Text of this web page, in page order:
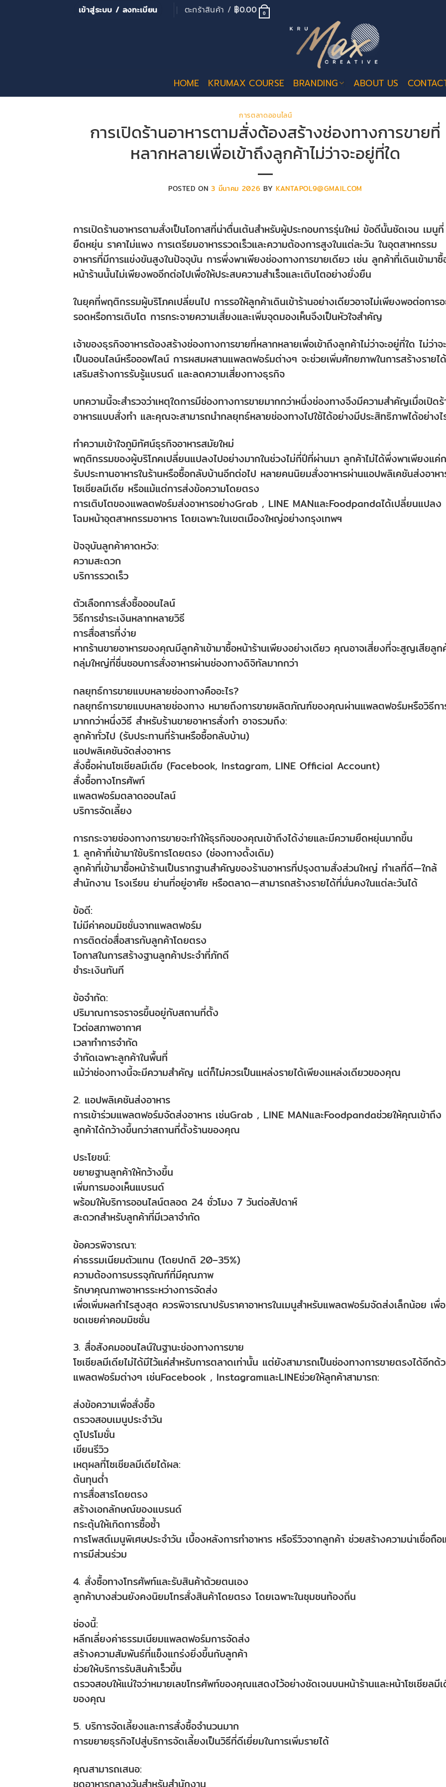
เข้าสู่ระบบ / ลงทะเบียน ตะกร้าสินค้า / ฿0.00 0
HOME KRUMAX COURSE BRANDING ABOUT US
การตลาดออนไลน์
การเปิดร้านอาหารตามสั่งต้องสร้างช่องทางการขายที่
หลากหลายเพื่อเข้าถึงลูกค้าไม่ว่าจะอยู่ที่ใด
POSTED ON3 มีนาคม 2026 BYKANTAPOL9@GMAIL.COM
การเปิดร้านอาหารตามสั่งเป็นโอกาสที่น่าตื่นเต้นสำหรับผู้ประกอบการรุ่นใหม่ ข้อดีนั้นชัดเจน เมนูที่
ยืดหยุ่น ราคาไม่แพง การเตรียมอาหารรวดเร็วและความต้องการสูงในแต่ละวัน ในอุตสาหกรรม
อาหารที่มีการแข่งขันสูงในปัจจุบัน การพึ่งพาเพียงช่องทางการขายเดียว เช่น ลูกค้าที่เดินเข้ามาซื้
หน้าร้านนั้นไม่เพียงพออีกต่อไปเพื่อให้ประสบความสำเร็จและเติบโตอย่างยั่งยืน
ในยุคที่พฤติกรรมผู้บริโภคเปลี่ยนไป การรอให้ลูกค้าเดินเข้าร้านอย่างเดียวอาจไม่เพียงพอต่อการ
รอดหรือการเติบโต การกระจายความเสี่ยงและเพิ่มจุดมองเห็นจึงเป็นหัวใจสำคัญ
เจ้าของธุรกิจอาหารต้องสร้างช่องทางการขายที่หลากหลายเพื่อเข้าถึงลูกค้าไม่ว่าจะอยู่ที่ใด ไม่ว่าจะ
เป็นออนไลน์หรือออฟไลน์ การผสมผสานแพลตฟอร์มต่างๆ จะช่วยเพิ่มศักยภาพในการสร้างรายได้
เสริมสร้างการรับรู้แบรนด์ และลดความเสี่ยงทางธุรกิจ
บทความนี้จะสำรวจว่าเหตุใดการมีช่องทางการขายมากกว่าหนึ่งช่องทางจึงมีความสำคัญเมื่อเปิด
อาหารแบบสั่งทำ และคุณจะสามารถนำกลยุทธ์หลายช่องทางไปใช้ได้อย่างมีประสิทธิภาพได้อย่างไ
ทำความเข้าใจภูมิทัศน์ธุรกิจอาหารสมัยใหม่
พฤติกรรมของผู้บริโภคเปลี่ยนแปลงไปอย่างมากในช่วงไม่กี่ปีที่ผ่านมา ลูกค้าไม่ได้พึ่งพาเพียงแค่
รับประทานอาหารในร้านหรือซื้อกลับบ้านอีกต่อไป หลายคนนิยมสั่งอาหารผ่านแอปพลิเคชันส่งอาห
โซเชียลมีเดีย หรือแม้แต่การส่งข้อความโดยตรง
การเติบโตของแพลตฟอร์มส่งอาหารอย่างGrab , LINE MANและFoodpandaได้เปลี่ยนแปลง
โฉมหน้าอุตสาหกรรมอาหาร โดยเฉพาะในเขตเมืองใหญ่อย่างกรุงเทพฯ
ปัจจุบันลูกค้าคาดหวัง:
ความสะดวก
บริการรวดเร็ว
ตัวเลือกการสั่งซื้อออนไลน์
วิธีการชำระเงินหลากหลายวิธี
การสื่อสารที่ง่าย
หากร้านขายอาหารของคุณมีลูกค้าเข้ามาซื้อหน้าร้านเพียงอย่างเดียว คุณอาจเสี่ยงที่จะสูญเสียลูก
กลุ่มใหญ่ที่ชื่นชอบการสั่งอาหารผ่านช่องทางดิจิทัลมากกว่า
กลยุทธ์การขายแบบหลายช่องทางคืออะไร?
กลยุทธ์การขายแบบหลายช่องทาง หมายถึงการขายผลิตภัณฑ์ของคุณผ่านแพลตฟอร์มหรือวิธีกา
มากกว่าหนึ่งวิธี สำหรับร้านขายอาหารสั่งทำ อาจรวมถึง:
ลูกค้าทั่วไป (รับประทานที่ร้านหรือซื้อกลับบ้าน)
แอปพลิเคชันจัดส่งอาหาร
สั่งซื้อผ่านโซเชียลมีเดีย (Facebook, Instagram, LINE Official Account)
สั่งซื้อทางโทรศัพท์
แพลตฟอร์มตลาดออนไลน์
บริการจัดเลี้ยง
การกระจายช่องทางการขายจะทำให้ธุรกิจของคุณเข้าถึงได้ง่ายและมีความยืดหยุ่นมากขึ้น
1. ลูกค้าที่เข้ามาใช้บริการโดยตรง (ช่องทางดั้งเดิม)
ลูกค้าที่เข้ามาซื้อหน้าร้านเป็นรากฐานสำคัญของร้านอาหารที่ปรุงตามสั่งส่วนใหญ่ ทำเลที่ดี—ใกล้
สำนักงาน โรงเรียน ย่านที่อยู่อาศัย หรือตลาด—สามารถสร้างรายได้ที่มั่นคงในแต่ละวันได้
ข้อดี:
ไม่มีค่าคอมมิชชั่นจากแพลตฟอร์ม
การติดต่อสื่อสารกับลูกค้าโดยตรง
โอกาสในการสร้างฐานลูกค้าประจำที่ภักดี
ชำระเงินทันที
ข้อจำกัด:
ปริมาณการจราจรขึ้นอยู่กับสถานที่ตั้ง
ไวต่อสภาพอากาศ
เวลาทำการจำกัด
จำกัดเฉพาะลูกค้าในพื้นที่
แม้ว่าช่องทางนี้จะมีความสำคัญ แต่ก็ไม่ควรเป็นแหล่งรายได้เพียงแหล่งเดียวของคุณ
2. แอปพลิเคชันส่งอาหาร
การเข้าร่วมแพลตฟอร์มจัดส่งอาหาร เช่นGrab , LINE MANและFoodpandaช่วยให้คุณเข้าถึง
ลูกค้าได้กว้างขึ้นกว่าสถานที่ตั้งร้านของคุณ
ประโยชน์:
ขยายฐานลูกค้าให้กว้างขึ้น
เพิ่มการมองเห็นแบรนด์
พร้อมให้บริการออนไลน์ตลอด 24 ชั่วโมง 7 วันต่อสัปดาห์
สะดวกสำหรับลูกค้าที่มีเวลาจำกัด
ข้อควรพิจารณา:
ค่าธรรมเนียมตัวแทน (โดยปกติ 20–35%)
ความต้องการบรรจุภัณฑ์ที่มีคุณภาพ
รักษาคุณภาพอาหารระหว่างการจัดส่ง
เพื่อเพิ่มผลกำไรสูงสุด ควรพิจารณาปรับราคาอาหารในเมนูสำหรับแพลตฟอร์มจัดส่งเล็กน้อย เพื่อ
ชดเชยค่าคอมมิชชั่น
3. สื่อสังคมออนไลน์ในฐานะช่องทางการขาย
โซเชียลมีเดียไม่ได้มีไว้แค่สำหรับการตลาดเท่านั้น แต่ยังสามารถเป็นช่องทางการขายตรงได้อีกด้
แพลตฟอร์มต่างๆ เช่นFacebook , InstagramและLINEช่วยให้ลูกค้าสามารถ:
ส่งข้อความเพื่อสั่งซื้อ
ตรวจสอบเมนูประจำวัน
ดูโปรโมชั่น
เขียนรีวิว
เหตุผลที่โซเชียลมีเดียได้ผล:
ต้นทุนต่ำ
การสื่อสารโดยตรง
สร้างเอกลักษณ์ของแบรนด์
กระตุ้นให้เกิดการซื้อซ้ำ
การโพสต์เมนูพิเศษประจำวัน เบื้องหลังการทำอาหาร หรือรีวิวจากลูกค้า ช่วยสร้างความน่าเชื่อถือ
การมีส่วนร่วม
4. สั่งซื้อทางโทรศัพท์และรับสินค้าด้วยตนเอง
ลูกค้าบางส่วนยังคงนิยมโทรสั่งสินค้าโดยตรง โดยเฉพาะในชุมชนท้องถิ่น
ช่องนี้:
หลีกเลี่ยงค่าธรรมเนียมแพลตฟอร์มการจัดส่ง
สร้างความสัมพันธ์ที่แข็งแกร่งยิ่งขึ้นกับลูกค้า
ช่วยให้บริการรับสินค้าเร็วขึ้น
ตรวจสอบให้แน่ใจว่าหมายเลขโทรศัพท์ของคุณแสดงไว้อย่างชัดเจนบนหน้าร้านและหน้าโซเชียลมี
ของคุณ
5. บริการจัดเลี้ยงและการสั่งซื้อจำนวนมาก
การขยายธุรกิจไปสู่บริการจัดเลี้ยงเป็นวิธีที่ดีเยี่ยมในการเพิ่มรายได้
คุณสามารถเสนอ:
ชุดอาหารกลางวันสำหรับสำนักงาน